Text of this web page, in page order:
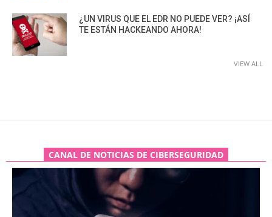
¿UN VIRUS QUE EL EDR NO PUEDE VER? ¡ASÍ
TE ESTÁN HACKEANDO AHORA!
VIEW ALL
CANAL DE NOTICIAS DE CIBERSEGURIDAD